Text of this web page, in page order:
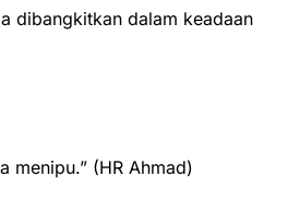
dibangkitkan dalam keadaan
menipu.” (HR Ahmad)